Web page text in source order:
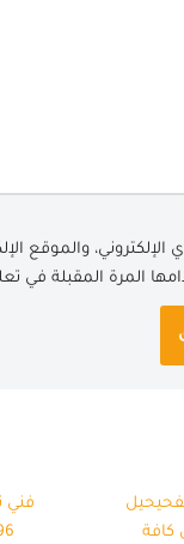
والموقع
المرة المقبلة في
من كافة
فني